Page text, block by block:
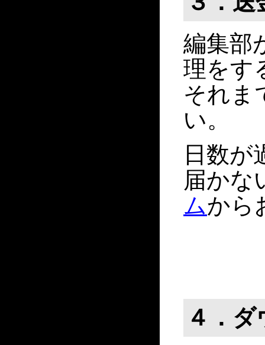
編集部
理をす
それま
い。
日数が
届かな
ムから
４．